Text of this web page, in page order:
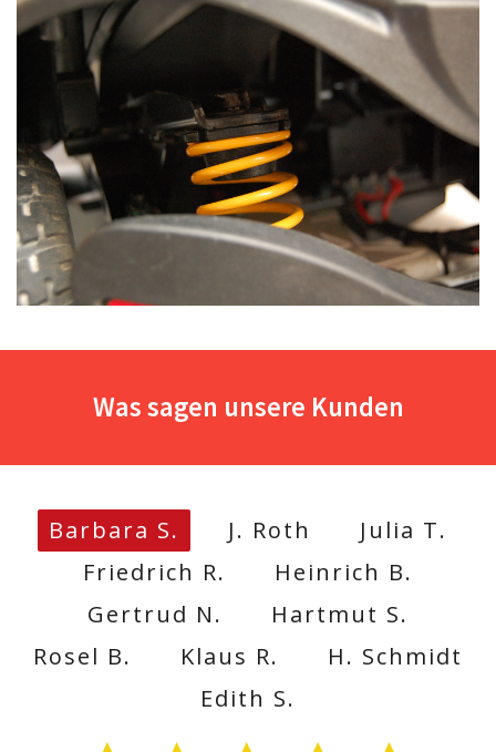
Was sagen unsere Kunden
Barbara S. J. Roth
Julia T.
Friedrich R.
Heinrich B.
Gertrud N.
Hartmut S.
Rosel B.
Klaus R.
H. Schmidt
Edith S.